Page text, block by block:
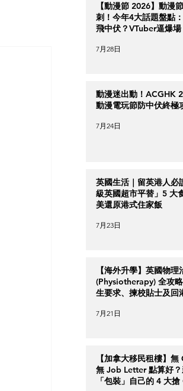
【動漫節 2026】動漫
刺！今年4大話題盤點
飛中伏？VTuber逼爆場
7月28日
動漫迷出動！ACGHK
動漫電玩節防中伏終極
7月24日
英國生活｜留英港人必
級英國超市平替」5 大
美還原港式住家飯
7月23日
【海外升學】英國物理
(Physiotherapy) 全攻
生要求、揀校貼士及回
7月21日
【加拿大移民租樓】
無 Job Letter 點算好
「包裝」自己的 4 大